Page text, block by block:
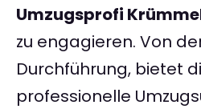
Umzugsprofi
zu engagieren. Von
Durchführung, bietet
professionelle